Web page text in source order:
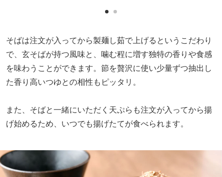
そばは注文が入ってから製麺し茹で上げるというこだわり
で、玄そばが持つ風味と、噛む程に増す独特の香りや食感
を味わうことができます。節を贅沢に使い少量ずつ抽出し
た香り高いつゆとの相性もピッタリ。
また、そばと一緒にいただく天ぷらも注文が入ってから揚
げ始めるため、いつでも揚げたてが食べられます。